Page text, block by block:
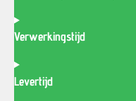
Verwerkingstijd
Levertijd